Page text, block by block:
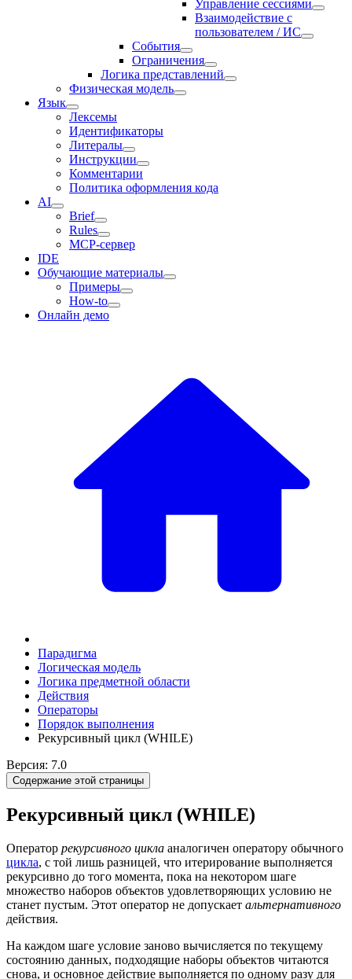
Управление сессиями
Взаимодействие с
пользователем / ИС
События
Ограничения
Логика представлений
Физическая модель
Язык
Лексемы
Идентификаторы
Литералы
Инструкции
Комментарии
Политика оформления кода
AI
Brief
Rules
MCP-сервер
IDE
Обучающие материалы
Примеры
How-to
Онлайн демо
Парадигма
Логическая модель
Логика предметной области
Действия
Оператоpы
Порядок выполнения
Рекурсивный цикл (WHILE)
Версия: 7.0
Содержание этой страницы
Рекурсивный цикл (WHILE)
Оператор рекурсивного цикла аналогичен оператору обычного
цикла, с той лишь разницей, что итерирование выполняется
рекурсивно до того момента, пока на некотором шаге
множество наборов объектов удовлетворяющих условию не
станет пустым. Этот оператор не допускает альтернативного
действия.
На каждом шаге условие заново вычисляется по текущему
состоянию данных, подходящие наборы объектов читаются
снова, и основное действие выполняется по одному разу для